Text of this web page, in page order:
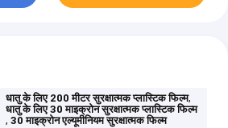
धातु के लिए 200 मीटर सुरक्षात्मक प्लास्टिक फिल्म,
धातु के लिए 30 माइक्रोन सुरक्षात्मक प्लास्टिक फिल्म
,30 माइक्रोन एल्यूमीनियम सुरक्षात्मक फिल्म